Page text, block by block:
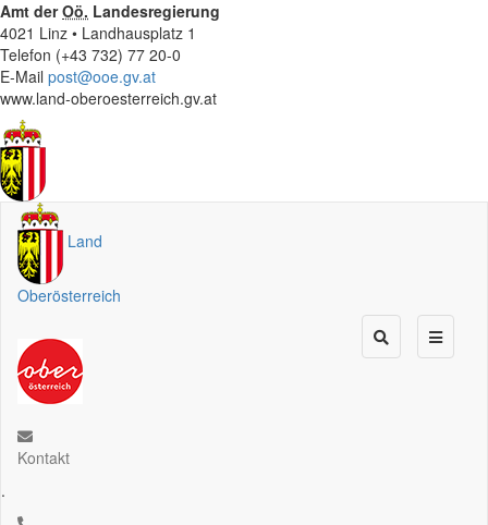
Amt derOö. Landesregierung
4021 Linz • Landhausplatz 1
Telefon (+43 732) 77 20-0
E-Mail post@ooe.gv.at
www.land-oberoesterreich.gv.at
Land
Oberösterreich
Kontakt
.